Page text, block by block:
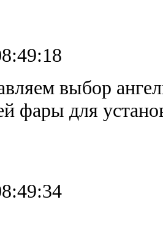
выбор
фары для